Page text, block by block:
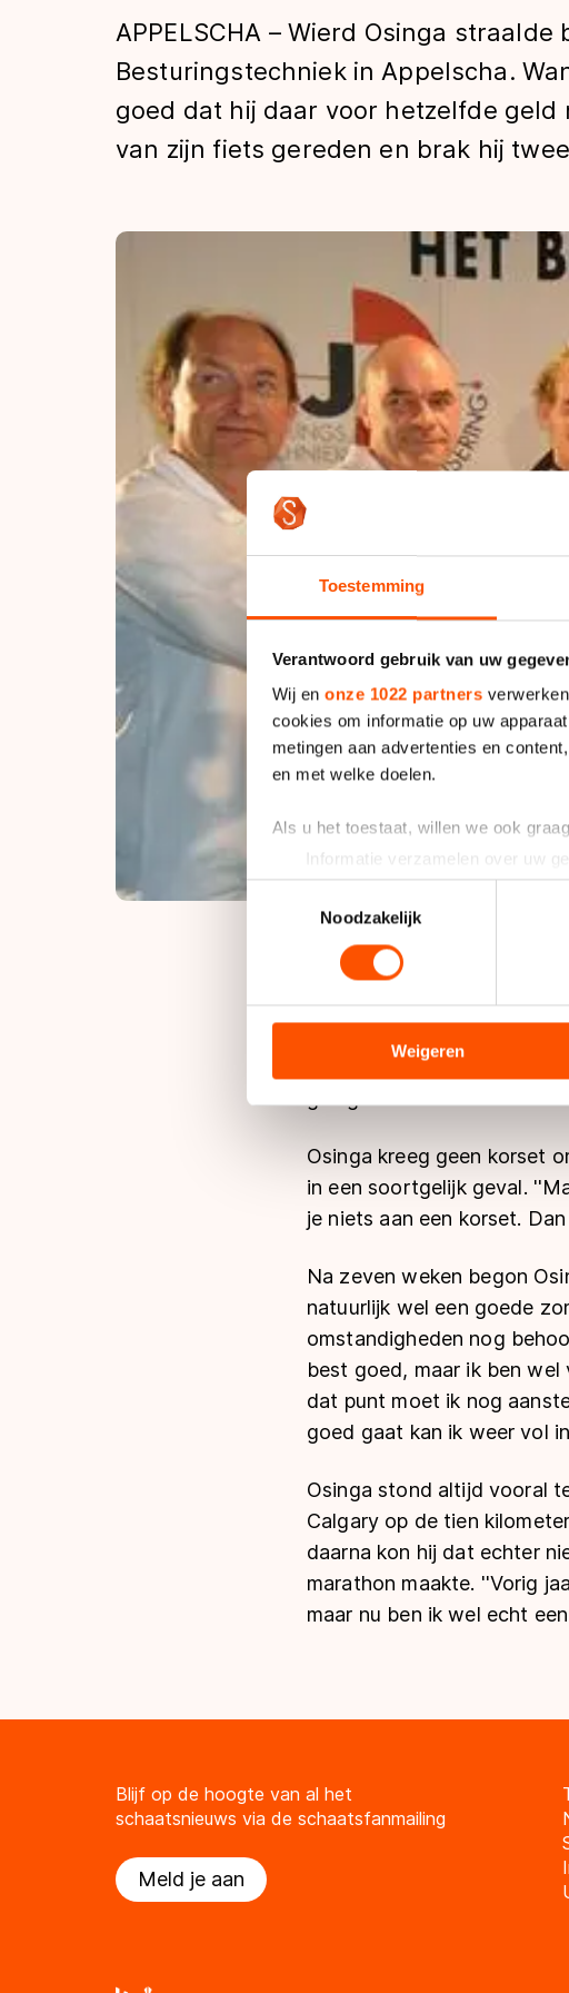
Toestemming
Verantwoord gebruik van uw
Wij en onze 1022 partners
cookies om informatie op uw
metingen aan advertenties en
en met welke doelen.
Als u het toestaat, willen we ook
Informatie verzamelen over uw
Uw apparaat identificeren door
Lees meer over hoe uw persoonlijke
toestemming op elk moment
analyseren. We delen informatie
analyse. Zij kunnen deze
hun services. Sommige partners
adequaat beschermingsniveau geldt
Toestemmingsselectie
Noodzakelijk
Weigeren
Tijden & historie
De weg op
Olympische Spelen
APPELSCHA – Wierd Osinga
Besturingstechniek in Appelscha.
goed dat hij daar voor hetzelfde
van zijn fiets gereden en brak hij
''Het was eigenlijk een heel
zeven weken uit de
Osinga kreeg geen korset
in een soortgelijk geval.
je niets aan een korset.
Na zeven weken begon
natuurlijk wel een goede
omstandigheden nog
best goed, maar ik ben
dat punt moet ik nog
goed gaat kan ik weer vol in
Osinga stond altijd vooral
Calgary op de tien
daarna kon hij dat echter
marathon maakte. ''Vorig
maar nu ben ik wel echt
Blijf op de hoogte van al het
schaatsnieuws via de schaatsfanmailing
Meld je aan